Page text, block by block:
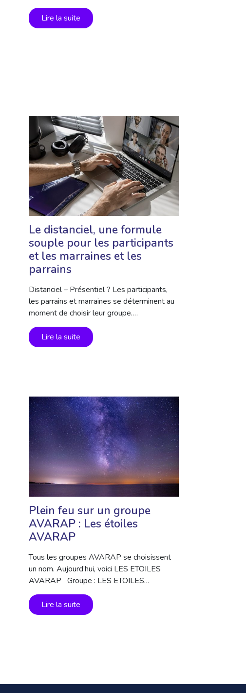
Lire la suite
Le distanciel, une formule
souple pour les participants
et les marraines et les
parrains
Distanciel – Présentiel ? Les participants,
les parrains et marraines se déterminent au
moment de choisir leur groupe.…
Lire la suite
Plein feu sur un groupe
AVARAP : Les étoiles
AVARAP
Tous les groupes AVARAP se choisissent
un nom. Aujourd’hui, voici LES ETOILES
AVARAP Groupe : LES ETOILES…
Lire la suite